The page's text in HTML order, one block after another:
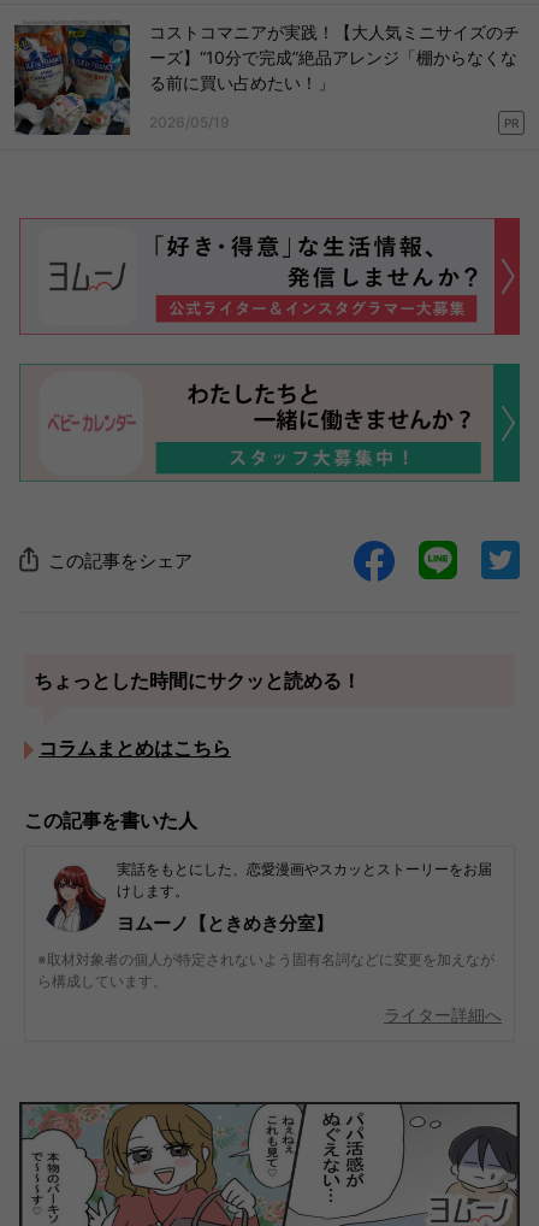
コストコマニアが実践！【大人気ミニサイズのチ
ーズ】“10分で完成”絶品アレンジ「棚からなくな
る前に買い占めたい！」
2026/05/19 PR
この記事をシェア
ちょっとした時間にサクッと読める！
コラムまとめはこちら
この記事を書いた人
実話をもとにした、恋愛漫画やスカッとストーリーをお届
けします。
ヨムーノ【ときめき分室】
※取材対象者の個人が特定されないよう固有名詞などに変更を加えなが
ら構成しています。
ライター詳細へ